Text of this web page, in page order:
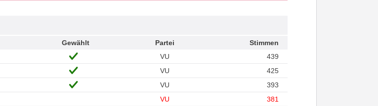
Gewählt Partei
Stimmen
VU
439
VU
425
VU
393
VU
381